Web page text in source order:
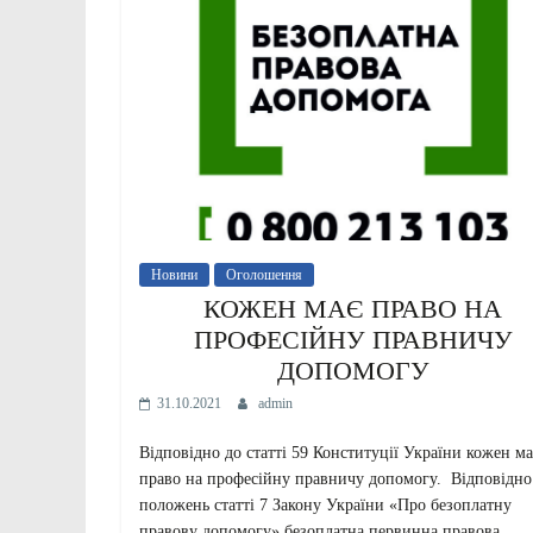
Новини Оголошення
КОЖЕН МАЄ ПРАВО НА
ПРОФЕСІЙНУ ПРАВНИЧУ
ДОПОМОГУ
31.10.2021 admin
Відповідно до статті 59 Конституції України кожен
право на професійну правничу допомогу.
положень статті 7 Закону України «Про безоплатну